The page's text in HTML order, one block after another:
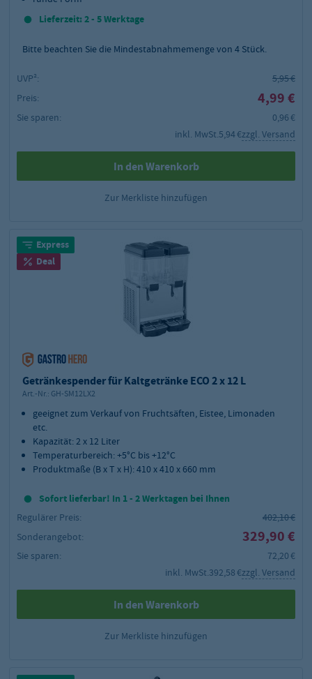
Lieferzeit: 2 - 5 Werktage
Bitte beachten Sie die Mindestabnahmemenge von 4 Stück.
UVP²:
5,95 €
Preis:
4,99 €
Sie sparen:
0,96 €
inkl. MwSt.5,94 €zzgl. Versand
In den Warenkorb
Zur Merkliste hinzufügen
Express
Deal
Getränkespender für Kaltgetränke ECO 2 x 12 L
Art.-Nr.: GH-SM12LX2
geeignet zum Verkauf von Fruchtsäften, Eistee, Limonaden
etc.
Kapazität: 2 x 12 Liter
Temperaturbereich: +5°C bis +12°C
Produktmaße (B x T x H): 410 x 410 x 660 mm
Sofort lieferbar! In 1 - 2 Werktagen bei Ihnen
Regulärer Preis:
402,10 €
Sonderangebot:
329,90 €
Sie sparen:
72,20 €
inkl. MwSt.392,58 €zzgl. Versand
In den Warenkorb
Zur Merkliste hinzufügen